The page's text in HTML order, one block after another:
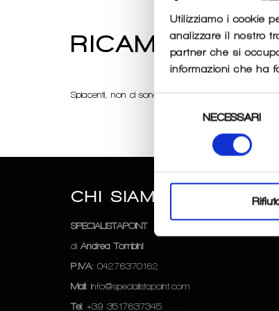
Utilizziamo i cookie
analizzare il nostro
partner che si
informazioni che ha
NECESSARI
Spiacenti, non ci sono prodotti in questa collezione
CHI SIAMO
SPECIALISTAPOINT
diAndrea Tombini
P.IVA: 04276370162
Mail: info@specialistapoint.com
Tel: +39 3517637345